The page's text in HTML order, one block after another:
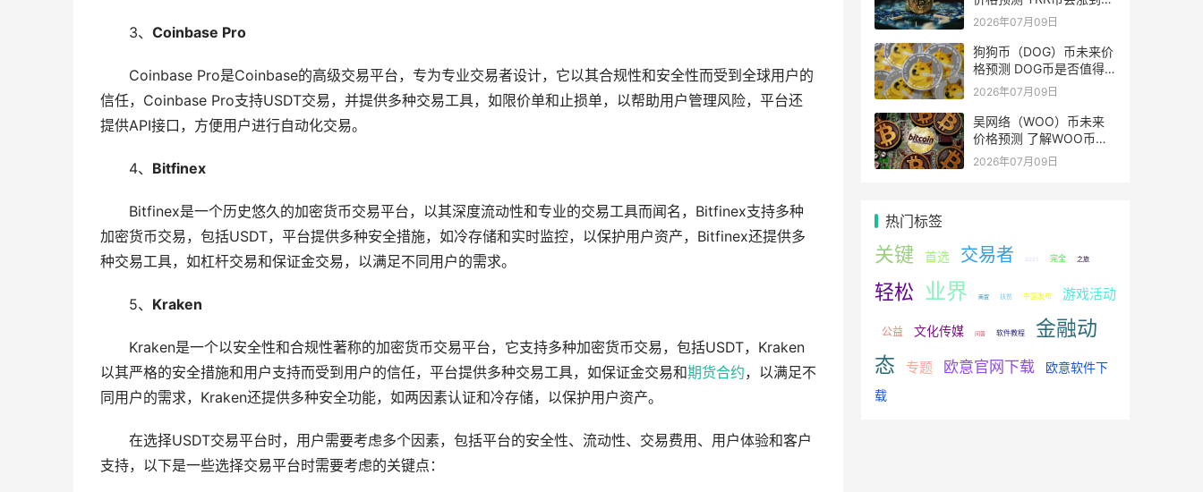
3、 Coinbase Pro
Coinbase Pro是Coinbase的高级交易平台，专为专业交易者设计，它以其合规性和安全性而受到全球用户的
信任，Coinbase Pro支持USDT交易，并提供多种交易工具，如限价单和止损单，以帮助用户管理风险，平台还
提供API接口，方便用户进行自动化交易。
4、 Bitfinex
Bitfinex是一个历史悠久的加密货币交易平台，以其深度流动性和专业的交易工具而闻名，Bitfinex支持多种
加密货币交易，包括USDT，平台提供多种安全措施，如冷存储和实时监控，以保护用户资产，Bitfinex还提供多
种交易工具，如杠杆交易和保证金交易，以满足不同用户的需求。
5、 Kraken
Kraken是一个以安全性和合规性著称的加密货币交易平台，它支持多种加密货币交易，包括USDT，Kraken
以其严格的安全措施和用户支持而受到用户的信任，平台提供多种交易工具，如保证金交易和期货合约，以满足不
同用户的需求，Kraken还提供多种安全功能，如两因素认证和冷存储，以保护用户资产。
在选择USDT交易平台时，用户需要考虑多个因素，包括平台的安全性、流动性、交易费用、用户体验和客户
支持，以下是一些选择交易平台时需要考虑的关键点：
少？
2026年07月09日
狗狗币（DOG）币未来价
格预测 DOG币是否值得
投资？
2026年07月09日
吴网络（WOO）币未来
价格预测 了解WOO币的
潜力与前景如何？
2026年07月09日
热门标签
关键 首选 交易者 2025 完全 之旅
轻松 业界 商贸 扶贫 中国发布 游戏活动
公益 文化传媒 问答 软件教程
金融动
态
专题 欧意官网下载
欧意软件下
载